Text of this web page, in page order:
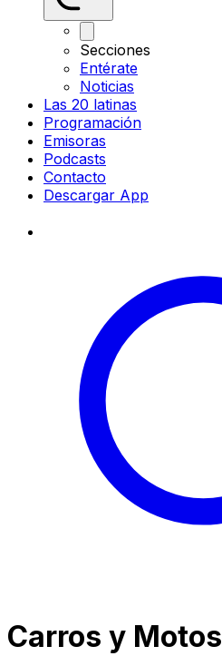
Secciones
Entérate
Noticias
Las 20 latinas
Programación
Emisoras
Podcasts
Contacto
Descargar App
Carros y Motos